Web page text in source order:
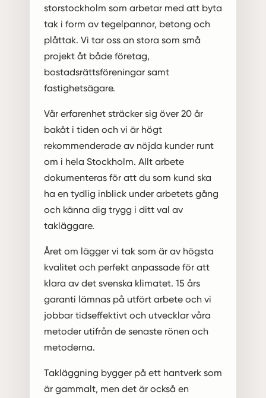
storstockholm som arbetar med att byta
tak i form av tegelpannor, betong och
plåttak. Vi tar oss an stora som små
projekt åt både företag,
bostadsrättsföreningar samt
fastighetsägare.
Vår erfarenhet sträcker sig över 20 år
bakåt i tiden och vi är högt
rekommenderade av nöjda kunder runt
om i hela Stockholm. Allt arbete
dokumenteras för att du som kund ska
ha en tydlig inblick under arbetets gång
och känna dig trygg i ditt val av
takläggare.
Året om lägger vi tak som är av högsta
kvalitet och perfekt anpassade för att
klara av det svenska klimatet. 15 års
garanti lämnas på utfört arbete och vi
jobbar tidseffektivt och utvecklar våra
metoder utifrån de senaste rönen och
metoderna.
Takläggning bygger på ett hantverk som
är gammalt, men det är också en